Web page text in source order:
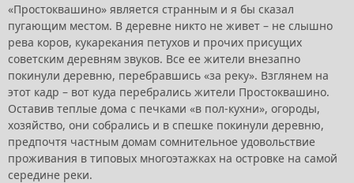
«Простоквашино» является странным и я бы сказал
пугающим местом. В деревне никто не живет – не слышно
рева коров, кукарекания петухов и прочих присущих
советским деревням звуков. Все ее жители внезапно
покинули деревню, перебравшись «за реку». Взглянем на
этот кадр – вот куда перебрались жители Простоквашино.
Оставив теплые дома с печками «в пол-кухни», огороды,
хозяйство, они собрались и в спешке покинули деревню,
предпочтя частным домам сомнительное удовольствие
проживания в типовых многоэтажках на островке на самой
середине реки.